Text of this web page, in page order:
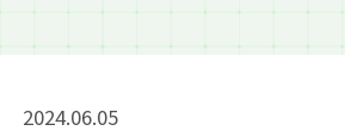
2024.06.05